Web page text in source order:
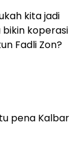
kita jadi
koperasi
Fadli Zon?
pena Kalbar